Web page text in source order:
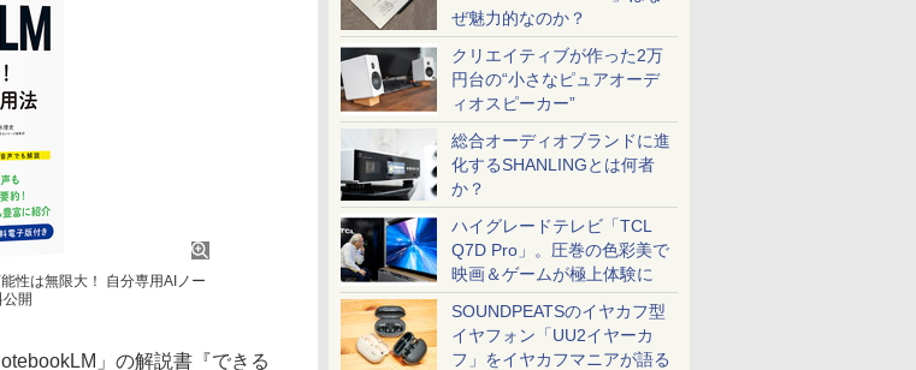
ぜ魅力的なのか？
クリエイティブが作った2万
円台の“小さなピュアオーデ
ィオスピーカー”
総合オーディオブランドに進
化するSHANLINGとは何者
か？
ハイグレードテレビ「TCL
Q7D Pro」。圧巻の色彩美で
映画＆ゲームが極上体験に
SOUNDPEATSのイヤカフ型
イヤフォン「UU2イヤーカ
フ」をイヤカフマニアが語る
性は無限大！ 自分専用AIノー
開
」の解説書『できる